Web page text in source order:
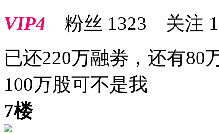
VIP4 粉丝 1323 关注
已还220万融劵，还有80
100万股可不是我
7楼